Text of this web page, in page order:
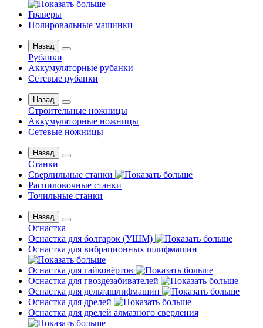
Граверы
Полировальные машинки
Назад
Рубанки
Аккумуляторные рубанки
Сетевые рубанки
Назад
Строительные ножницы
Аккумуляторные ножницы
Сетевые ножницы
Назад
Станки
Сверлильные станки
Распиловочные станки
Точильные станки
Назад
Оснастка
Оснастка для болгарок (УШМ)
Оснастка для вибрационных шлифмашин
Оснастка для гайковёртов
Оснастка для гвоздезабивателей
Оснастка для дельташлифмашин
Оснастка для дрелей
Оснастка для дрелей алмазного сверления